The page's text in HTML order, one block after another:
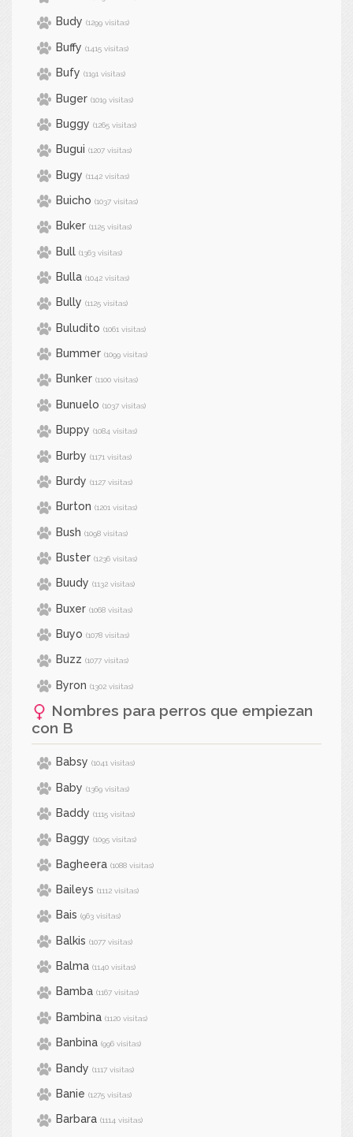
Budy (1299 visitas)
Buffy (1415 visitas)
Bufy (1191 visitas)
Buger (1019 visitas)
Buggy (1265 visitas)
Bugui (1207 visitas)
Bugy (1142 visitas)
Buicho (1037 visitas)
Buker (1125 visitas)
Bull (1363 visitas)
Bulla (1042 visitas)
Bully (1125 visitas)
Buludito (1061 visitas)
Bummer (1099 visitas)
Bunker (1100 visitas)
Bunuelo (1037 visitas)
Buppy (1084 visitas)
Burby (1171 visitas)
Burdy (1127 visitas)
Burton (1201 visitas)
Bush (1098 visitas)
Buster (1236 visitas)
Buudy (1132 visitas)
Buxer (1068 visitas)
Buyo (1078 visitas)
Buzz (1077 visitas)
Byron (1302 visitas)
Nombres para perros que empiezan
con B
Babsy (1041 visitas)
Baby (1369 visitas)
Baddy (1115 visitas)
Baggy (1095 visitas)
Bagheera (1088 visitas)
Baileys (1112 visitas)
Bais (963 visitas)
Balkis (1077 visitas)
Balma (1140 visitas)
Bamba (1167 visitas)
Bambina (1120 visitas)
Banbina (996 visitas)
Bandy (1117 visitas)
Banie (1275 visitas)
Barbara (1114 visitas)